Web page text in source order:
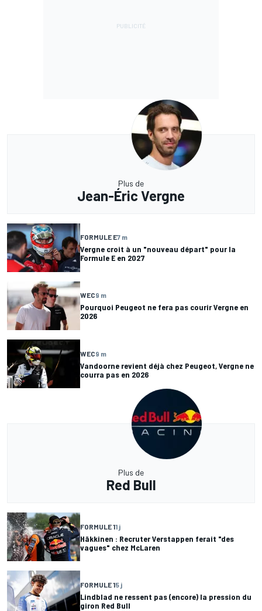
Plus de
Jean-Éric Vergne
FORMULE E7 m
Vergne croit à un "nouveau départ" pour la
Formule E en 2027
WEC9 m
Pourquoi Peugeot ne fera pas courir Vergne en
2026
WEC9 m
Vandoorne revient déjà chez Peugeot, Vergne ne
courra pas en 2026
Plus de
Red Bull
FORMULE 11 j
Häkkinen : Recruter Verstappen ferait "des
vagues" chez McLaren
FORMULE 15 j
Lindblad ne ressent pas (encore) la pression du
giron Red Bull